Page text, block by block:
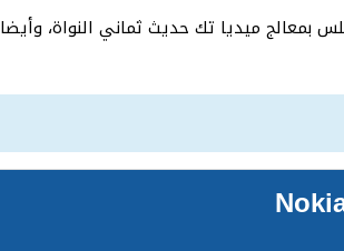
بلس بمعالج ميديا تك حديث ثماني النواة، وأيضا